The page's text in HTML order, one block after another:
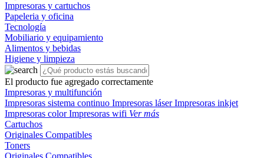
Impresoras y cartuchos
Papeleria y oficina
Tecnología
Mobiliario y equipamiento
Alimentos y bebidas
Higiene y limpieza
El producto fue agregado correctamente
Impresoras y multifunción
Impresoras sistema continuo Impresoras láserImpresoras inkjet
Impresoras colorImpresoras wifi Ver más
Cartuchos
Originales Compatibles
Toners
Originales Compatibles